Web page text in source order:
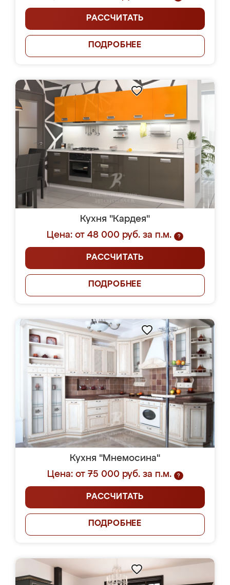
РАССЧИТАТЬ
ПОДРОБНЕЕ
Кухня "Кардея"
Цена: от 48 000 руб. за п.м.
?
РАССЧИТАТЬ
ПОДРОБНЕЕ
Кухня "Мнемосина"
Цена: от 75 000 руб. за п.м.
?
РАССЧИТАТЬ
ПОДРОБНЕЕ